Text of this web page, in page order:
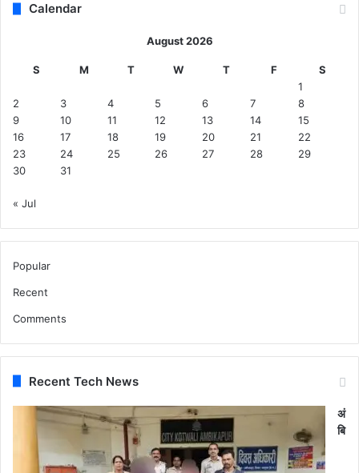
Calendar
August 2026
S M T W T F
S
1
2
3 4 5 6 7
8
9
10 11 12 13 14
15
16
17 18 19 20 21
22
23
24 25 26 27 28
29
30
31
« Jul
Popular
Recent
Comments
Recent Tech News
अं
बि